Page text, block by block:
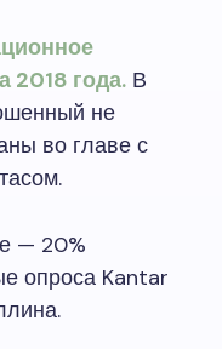
2018 года. В
не
во главе с
— 20%
опроса Kantar